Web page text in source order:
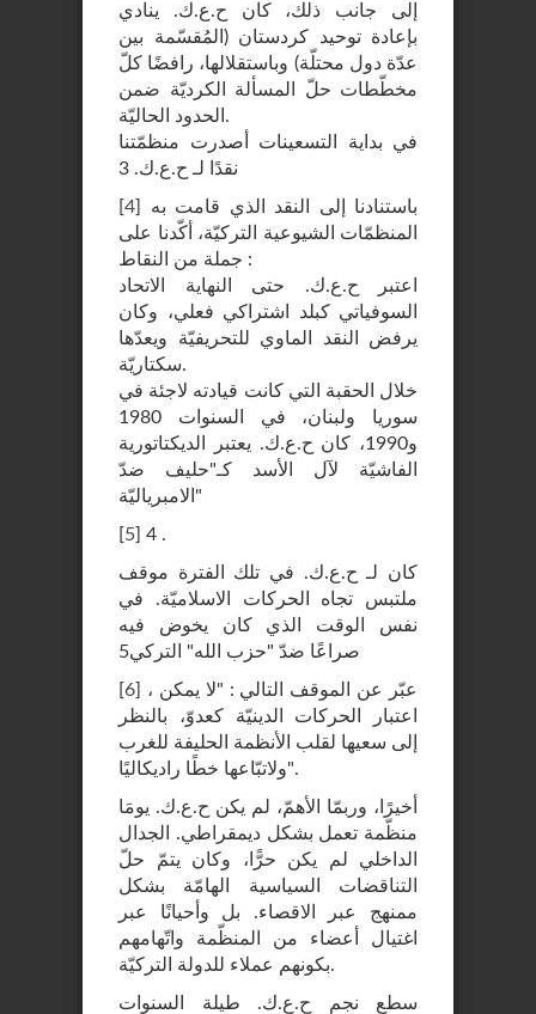
إلى جانب ذلك، كان ح.ع.ك. ينادي
بإعادة توحيد كردستان (المُقسّمة بين
عدّة دول محتلّة) وباستقلالها، رافضًا كلّ
مخطّطات حلّ المسألة الكرديّة ضمن
الحدود الحاليّة.
في بداية التسعينات أصدرت منظمّتنا
نقدًا لـ ح.ع.ك. 3
[4] باستنادنا إلى النقد الذي قامت به
المنظمّات الشيوعية التركيّة، أكّدنا على
جملة من النقاط :
اعتبر ح.ع.ك. حتى النهاية الاتحاد
السوفياتي كبلد اشتراكي فعلي، وكان
يرفض النقد الماوي للتحريفيّة ويعدّها
سكتاريّة.
خلال الحقبة التي كانت قيادته لاجئة في
سوريا ولبنان، في السنوات 1980
و1990، كان ح.ع.ك. يعتبر الديكتاتورية
الفاشيّة لآل الأسد كـ"حليف ضدّ
الامبرياليّة"
[5] 4 .
كان لـ ح.ع.ك. في تلك الفترة موقف
ملتبس تجاه الحركات الاسلاميّة. في
نفس الوقت الذي كان يخوض فيه
صراعًا ضدّ "حزب الله" التركي5
[6] ، عبّر عن الموقف التالي : "لا يمكن
اعتبار الحركات الدينيّة كعدوّ، بالنظر
إلى سعيها لقلب الأنظمة الحليفة للغرب
ولاتبّاعها خطًا راديكاليًا".
أخيرًا، وربمّا الأهمّ، لم يكن ح.ع.ك. يومَا
منظّمة تعمل بشكل ديمقراطي. الجدال
الداخلي لم يكن حرًّا، وكان يتمّ حلّ
التناقضات السياسية الهامّة بشكل
ممنهج عبر الاقصاء. بل وأحيانًا عبر
اغتيال أعضاء من المنظّمة واتّهامهم
بكونهم عملاء للدولة التركيّة.
سطع نجم ح.ع.ك. طيلة السنوات